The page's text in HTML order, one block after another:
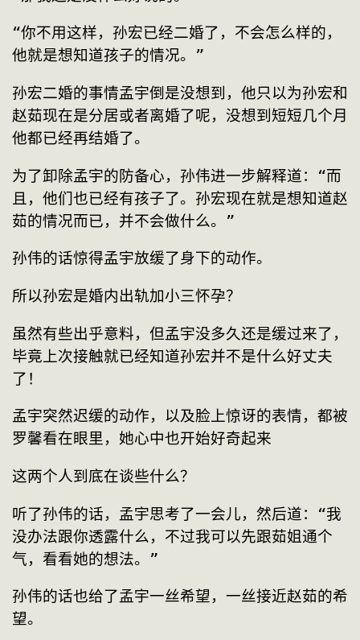
“你不用这样，孙宏已经二婚了，不会怎么样的，
他就是想知道孩子的情况。”
孙宏二婚的事情孟宇倒是没想到，他只以为孙宏和
赵茹现在是分居或者离婚了呢，没想到短短几个月
他都已经再结婚了。
为了卸除孟宇的防备心，孙伟进一步解释道：“而
且，他们也已经有孩子了。孙宏现在就是想知道赵
茹的情况而已，并不会做什么。”
孙伟的话惊得孟宇放缓了身下的动作。
所以孙宏是婚内出轨加小三怀孕？
虽然有些出乎意料，但孟宇没多久还是缓过来了，
毕竟上次接触就已经知道孙宏并不是什么好丈夫
了！
孟宇突然迟缓的动作，以及脸上惊讶的表情，都被
罗馨看在眼里，她心中也开始好奇起来
这两个人到底在谈些什么？
听了孙伟的话，孟宇思考了一会儿，然后道：“我
没办法跟你透露什么，不过我可以先跟茹姐通个
气，看看她的想法。”
孙伟的话也给了孟宇一丝希望，一丝接近赵茹的希
望。